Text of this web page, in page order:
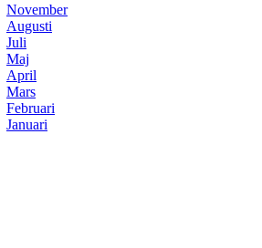
November
Augusti
Juli
Maj
April
Mars
Februari
Januari